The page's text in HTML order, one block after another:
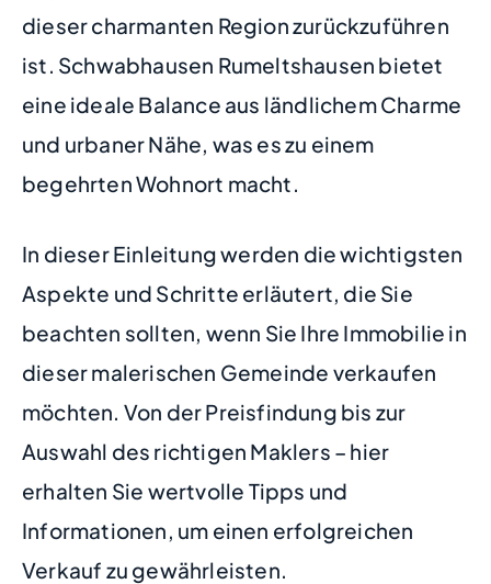
dieser charmanten Region zurückzuführen
ist. Schwabhausen Rumeltshausen bietet
eine ideale Balance aus ländlichem Charme
und urbaner Nähe, was es zu einem
begehrten Wohnort macht.
In dieser Einleitung werden die wichtigsten
Aspekte und Schritte erläutert, die Sie
beachten sollten, wenn Sie Ihre Immobilie in
dieser malerischen Gemeinde verkaufen
möchten. Von der Preisfindung bis zur
Auswahl des richtigen Maklers – hier
erhalten Sie wertvolle Tipps und
Informationen, um einen erfolgreichen
Verkauf zu gewährleisten.